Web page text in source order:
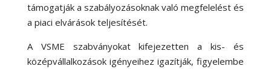
támogatják a szabályozásoknak való megfelelést és
a piaci elvárások teljesítését.
A VSME szabványokat kifejezetten a kis- és
középvállalkozások igényeihez igazítják, figyelembe